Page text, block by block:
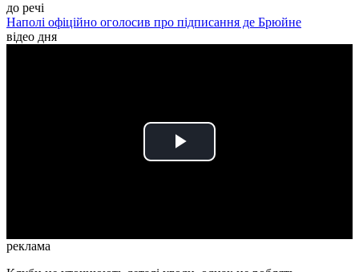
до речі
Наполі офіційно оголосив про підписання де Брюйне
відео дня
Play
реклама